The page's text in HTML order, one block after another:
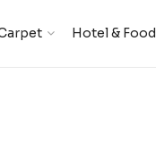
Hotel & Food